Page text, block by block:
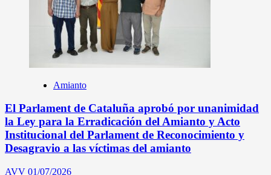
Amianto
El Parlament de Cataluña aprobó por unanimidad
la Ley para la Erradicación del Amianto y Acto
Institucional del Parlament de Reconocimiento y
Desagravio a las víctimas del amianto
AVV 01/07/2026